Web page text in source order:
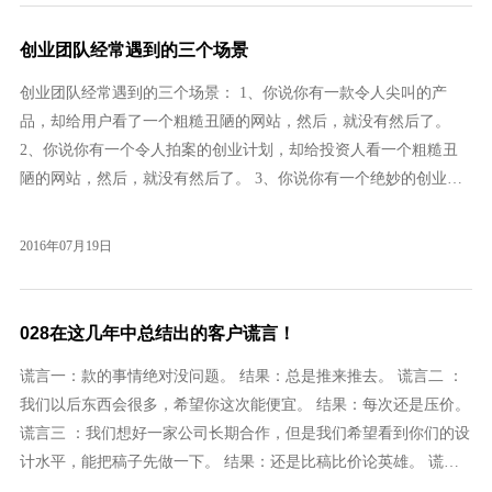
平，不然迟早被这一行业淘汰掉。 以上是网站建设行业的几个特
点。就笔者观察，网站建设行业发展到
创业团队经常遇到的三个场景
创业团队经常遇到的三个场景： 1、你说你有一款令人尖叫的产
品，却给用户看了一个粗糙丑陋的网站，然后，就没有然后了。
2、你说你有一个令人拍案的创业计划，却给投资人看一个粗糙丑
陋的网站，然后，就没有然后了。 3、你说你有一个绝妙的创业点
2016年07月19日
028在这几年中总结出的客户谎言！
谎言一：款的事情绝对没问题。 结果：总是推来推去。 谎言二 ：
我们以后东西会很多，希望你这次能便宜。 结果：每次还是压价。
谎言三 ：我们想好一家公司长期合作，但是我们希望看到你们的设
计水平，能把稿子先做一下。 结果：还是比稿比价论英雄。 谎言